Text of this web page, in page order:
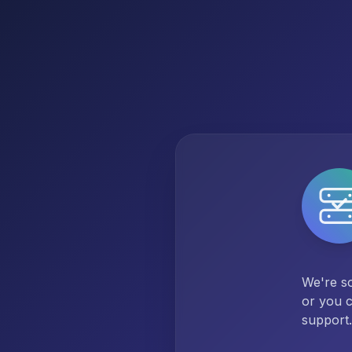
We're
or you
support.